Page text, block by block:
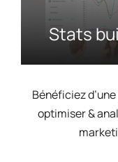
Stats
Bénéficiez
optimiser &